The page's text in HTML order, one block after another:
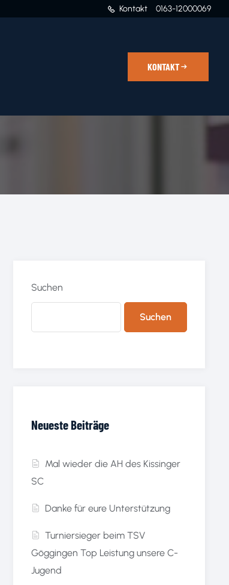
Kontakt 0163-12000069
KONTAKT
Suchen
Suchen
Neueste Beiträge
Mal wieder die AH des Kissinger
SC
Danke für eure Unterstützung
Turniersieger beim TSV
Göggingen Top Leistung unsere C-
Jugend